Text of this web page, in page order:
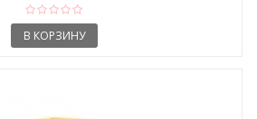
В КОРЗИНУ